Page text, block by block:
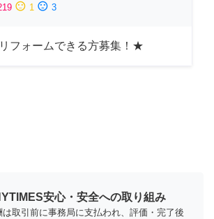
sentiment_neutral 1 sentiment_dissatisfied 3
フォームできる方募集！★
安心・安全への取り組み
は取引前に事務局に支払われ、評価・完了後